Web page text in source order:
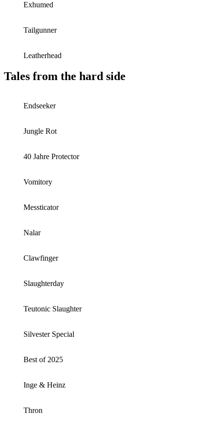
Exhumed
Tailgunner
Leatherhead
Tales from the hard side
Endseeker
Jungle Rot
40 Jahre Protector
Vomitory
Messticator
Nalar
Clawfinger
Slaughterday
Teutonic Slaughter
Silvester Special
Best of 2025
Inge & Heinz
Thron